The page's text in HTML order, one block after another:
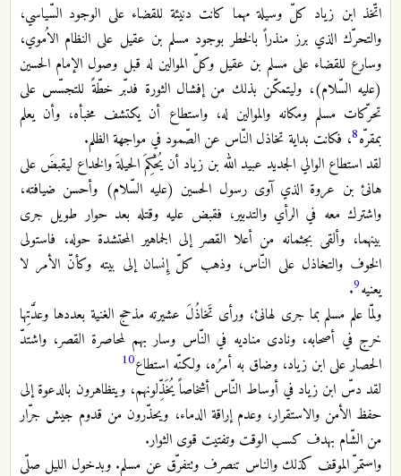
اتّخذ ابن زياد كلّ وسيلة مهما كانت دنيئة للقضاء على الوجود السّياسي،
والتحرّك الذي برز منذراً بالخطر بوجود مسلم بن عقيل على النظام الاُموي،
وسارع للقضاء على مسلم بن عقيل وكلّ الموالين له قبل وصول الإمام الحسين
(عليه السّلام)، وليتمكّن بذلك من إفشال الثورة فدبّر خطّةً للتجسّس على
تحرّكات مسلم ومكانه والموالين له، واستطاع أن يكتشف مخبأه، وأن يعلم
بمقرّه8، فكانت بداية تخاذل النّاس عن الصّمود في مواجهة الظلم.
لقد استطاع الوالي الجديد عبيد الله بن زياد أن يُحْكِمَ الحيلةَ والخداع ليقبضَ على
هانئ بن عروة الذي آوى رسول الحسين (عليه السّلام) وأحسن ضيافته،
واشترك معه في الرأي والتدبير، فقبض عليه وقتله بعد حوار طويل جرى
بينهما، وألقى بجثمانه من أعلا القصر إلى الجماهير المحتشدة حوله، فاستولى
الخوف والتخاذل على النّاس، وذهب كلّ إِنسان إلى بيته وكأنّ الأمر لا
يعنيه9
.
ولمّا علم مسلم بما جرى لهانئ، ورأى تَخاذُلَ عشيرته مذحج الغنية بعددها وعدَّتِها
خرج في أصحابه، ونادى مناديه في النّاس وسار بهم لمحاصرة القصر، واشتدّ
الحصار على ابن زياد، وضاق به أمرُه، ولكنّه استطاع10
لقد دسّ ابن زياد في أوساط النّاس أشخاصاً يُخَذِّلونهم، ويتظاهرون بالدعوة إلى
حفظ الأمن والاستقرار، وعدم إراقة الدماء، ويحذّرون من قدوم جيش جرّار
من الشّام بهدف كسب الوقت وتفتيت قوى الثوار.
واستمرّ الموقف كذلك والناس تنصرف وتتفرّق عن مسلم. وبدخول الليل صلّى